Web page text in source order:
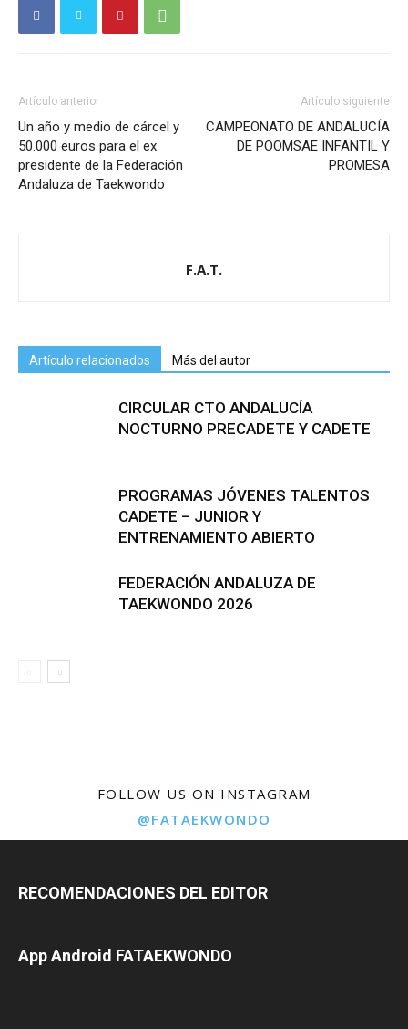
Artículo anterior
Un año y medio de cárcel y
50.000 euros para el ex
presidente de la Federación
Andaluza de Taekwondo
Artículo siguiente
CAMPEONATO DE ANDALUCÍA
DE POOMSAE INFANTIL Y
PROMESA
F.A.T.
Artículo relacionados Más del autor
CIRCULAR CTO ANDALUCÍA
NOCTURNO PRECADETE Y CADETE
PROGRAMAS JÓVENES TALENTOS
CADETE – JUNIOR Y
ENTRENAMIENTO ABIERTO
FEDERACIÓN ANDALUZA DE
TAEKWONDO 2026
FOLLOW US ON INSTAGRAM
@FATAEKWONDO
RECOMENDACIONES DEL EDITOR
App Android FATAEKWONDO